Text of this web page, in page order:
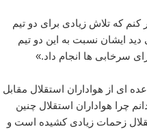
کنم که تلاش زیادی برای دو تیم
ایشان نسبت به این دو تیم
سرخابی ها انجام داد.»
ای از هواداران استقلال مقابل
چرا هواداران استقلال چنین
زحمات زیادی کشیده است و